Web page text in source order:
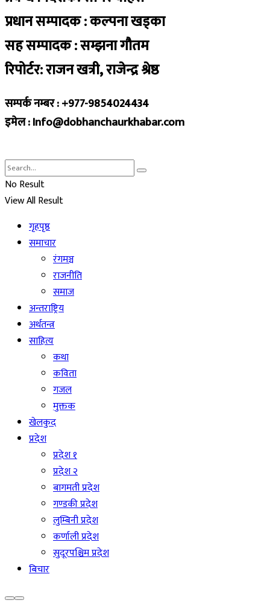
प्रधान सम्पादक : कल्पना खड्का
सह सम्पादक : सम्झना गौतम
रिपोर्टर: राजन खत्री, राजेन्द्र श्रेष्ठ
सम्पर्क नम्बर : +977-9854024434
इमेल : Info@dobhanchaurkhabar.com
No Result
View All Result
गृहपृष्ठ
समाचार
रंगमञ्च
राजनीति
समाज
अन्तराष्ट्रिय
अर्थतन्त्र
साहित्य
कथा
कविता
गजल
मुक्तक
खेलकुद
प्रदेश
प्रदेश १
प्रदेश २
बागमती प्रदेश
गण्डकी प्रदेश
लुम्बिनी प्रदेश
कर्णाली प्रदेश
सुदूरपश्चिम प्रदेश
बिचार